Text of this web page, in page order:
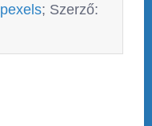
pexels; Szerző: